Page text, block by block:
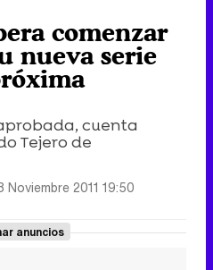
comenzar
nueva serie
cuenta
Tejero de
Noviembre 2011 19:50
anuncios